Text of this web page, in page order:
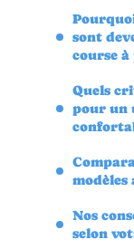
sont
course à
Quels
pour un
modèles
Nos
selon